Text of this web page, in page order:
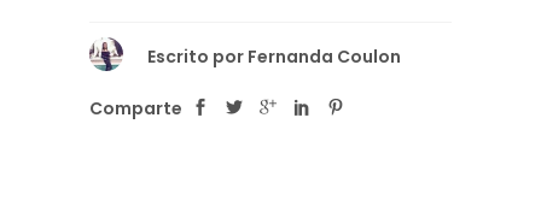
Escrito por Fernanda Coulon
Comparte